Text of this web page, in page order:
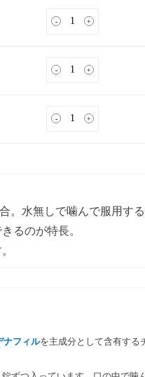
- +
- +
- +
。水無しで噛んで服用す
るのが特長。
ナフィルを主成分として含有する